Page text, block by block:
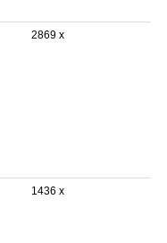
2869 x
1436 x